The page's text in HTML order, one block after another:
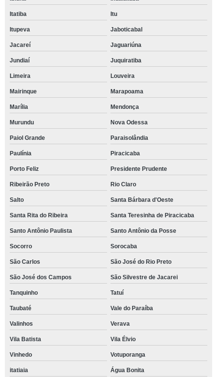
Itatiba Itu
Itupeva Jaboticabal
Jacareí Jaguariúna
Jundiaí Juquiratiba
Limeira Louveira
Mairinque Marapoama
Marília Mendonça
Murundu Nova Odessa
Paiol Grande Paraisolândia
Paulínia Piracicaba
Porto Feliz Presidente Prudente
Ribeirão Preto Rio Claro
Salto Santa Bárbara d'Oeste
Santa Rita do Ribeira Santa Teresinha de Piracicaba
Santo Antônio Paulista Santo Antônio da Posse
Socorro Sorocaba
São Carlos São José do Rio Preto
São José dos Campos São Silvestre de Jacarei
Tanquinho Tatuí
Taubaté Vale do Paraíba
Valinhos Verava
Vila Batista Vila Élvio
Vinhedo Votuporanga
itatiaia Água Bonita